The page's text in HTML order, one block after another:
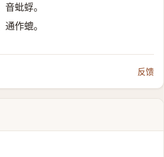
音蚍蜉。
通作螕。
反馈